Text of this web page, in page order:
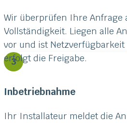
Wir überprüfen Ihre Anfrage
Vollständigkeit. Liegen alle
vor und ist Netzverfügbarkeit
erfolgt die Freigabe.
3
Inbetriebnahme
Ihr Installateur meldet die